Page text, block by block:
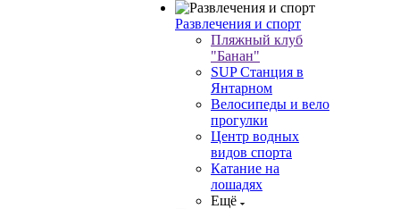
Развлечения и спорт
Пляжный клуб
"Банан"
SUP Станция в
Янтарном
Велосипеды и вело
прогулки
Центр водных
видов спорта
Катание на
лошадях
Ещё